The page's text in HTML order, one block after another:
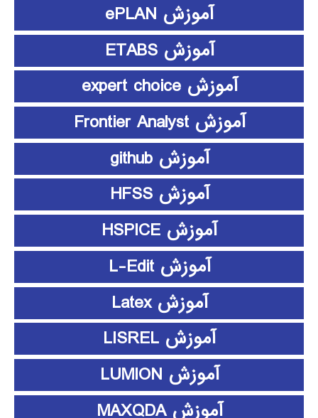
آموزش ePLAN
آموزش ETABS
آموزش expert choice
آموزش Frontier Analyst
آموزش github
آموزش HFSS
آموزش HSPICE
آموزش L-Edit
آموزش Latex
آموزش LISREL
آموزش LUMION
آموزش MAXQDA